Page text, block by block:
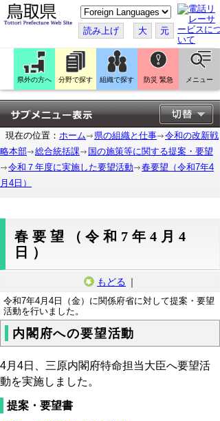
こ
の
ペ
ー
ジ
翻
訳
す
る
読み上げ 大 元
県外の方へ 分野で探す 組織で探す 防災 緊急 メニュー
現在の位置： ホーム 県の組織と仕事
令和の改新戦
略本部
総合統括課
国の施策等に関する提案・要望
令和７年度に実施した要望活動
春要望（令和7年4
月4日）
春要望（令和7年4月4
日）
もどる ｜
令和7年4月4日（金）に関係府省に対して提案・要望
活動を行いました。
内閣府への要望活動
4月4日、三原内閣府特命担当大臣へ要望活
動を実施しました。
提案・要望書